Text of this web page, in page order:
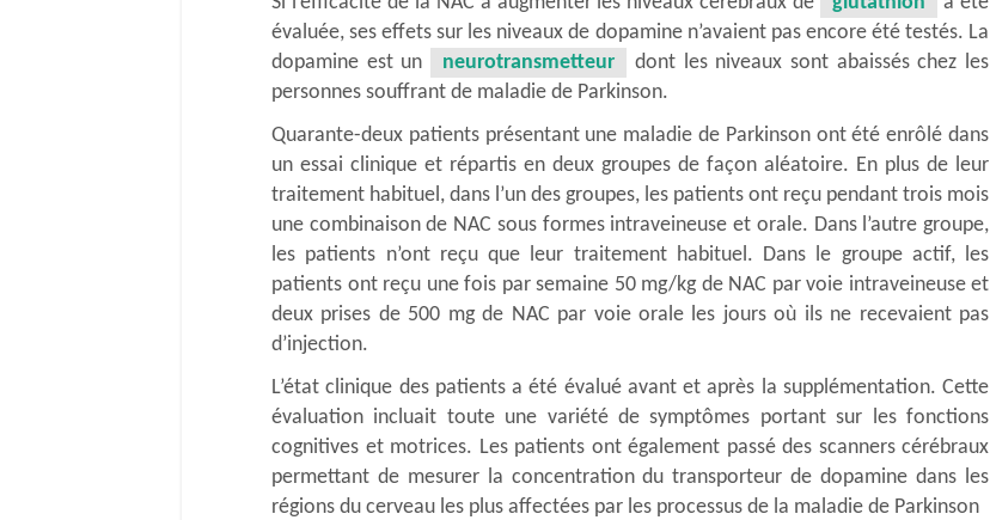
évaluée, ses effets sur les niveaux de dopamine n’avaient pas encore été testés. La
dopamine est un
neurotransmetteur
dont les niveaux sont abaissés chez les
personnes souffrant de maladie de Parkinson.
Quarante-deux patients présentant une maladie de Parkinson ont été enrôlé dans
un essai clinique et répartis en deux groupes de façon aléatoire. En plus de leur
traitement habituel, dans l’un des groupes, les patients ont reçu pendant trois mois
une combinaison de NAC sous formes intraveineuse et orale. Dans l’autre groupe,
les patients n’ont reçu que leur traitement habituel. Dans le groupe actif, les
patients ont reçu une fois par semaine 50 mg/kg de NAC par voie intraveineuse et
deux prises de 500 mg de NAC par voie orale les jours où ils ne recevaient pas
d’injection.
L’état clinique des patients a été évalué avant et après la supplémentation. Cette
évaluation incluait toute une variété de symptômes portant sur les fonctions
cognitives et motrices. Les patients ont également passé des scanners cérébraux
permettant de mesurer la concentration du transporteur de dopamine dans les
régions du cerveau les plus affectées par les processus de la maladie de Parkinson